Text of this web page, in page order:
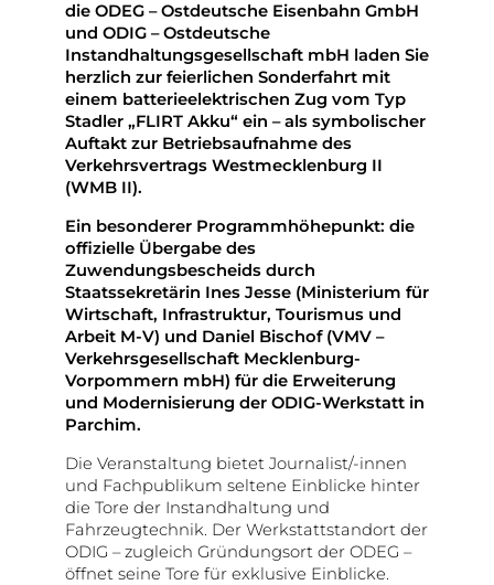
die ODEG – Ostdeutsche Eisenbahn GmbH
und ODIG – Ostdeutsche
Instandhaltungsgesellschaft mbH laden Sie
herzlich zur feierlichen Sonderfahrt mit
einem batterieelektrischen Zug vom Typ
Stadler „FLIRT Akku“ ein – als symbolischer
Auftakt zur Betriebsaufnahme des
Verkehrsvertrags Westmecklenburg II
(WMB II).
Ein besonderer Programmhöhepunkt: die
offizielle Übergabe des
Zuwendungsbescheids durch
Staatssekretärin Ines Jesse (Ministerium für
Wirtschaft, Infrastruktur, Tourismus und
Arbeit M-V) und Daniel Bischof (VMV –
Verkehrsgesellschaft Mecklenburg-
Vorpommern mbH) für die Erweiterung
und Modernisierung der ODIG-Werkstatt in
Parchim.
Die Veranstaltung bietet Journalist/-innen
und Fachpublikum seltene Einblicke hinter
die Tore der Instandhaltung und
Fahrzeugtechnik. Der Werkstattstandort der
ODIG – zugleich Gründungsort der ODEG –
öffnet seine Tore für exklusive Einblicke.